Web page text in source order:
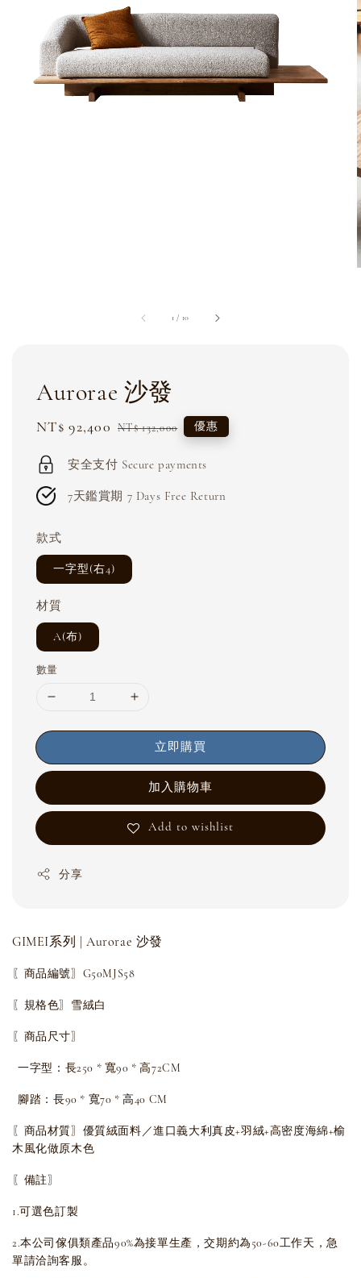
1 / 10
Aurorae 沙發
Sale
NT$ 92,400 Regular
NT$ 132,000 優惠
安全支付 Secure payments
7天鑑賞期 7 Days Free Return
款式
一字型(右4)
材質
A(布)
數量
立即購買
加入購物車
Add to wishlist
分享
GIMEI系列 | Aurorae 沙發
〖商品編號〗G50MJS58
〖規格色〗雪絨白
〖商品尺寸〗
一字型：長250 * 寬90 * 高72CM
腳踏：長90 * 寬70 * 高40 CM
〖商品材質〗 優質絨面料／進口義大利真皮+羽絨+高密度海綿+榆
木風化做原木色
〖備註〗
1.可選色訂製
2.本公司傢俱類產品90%為接單生產，交期約為50-60工作天，急
單請洽詢客服。